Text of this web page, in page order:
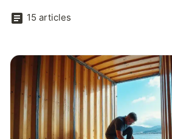
15 articles